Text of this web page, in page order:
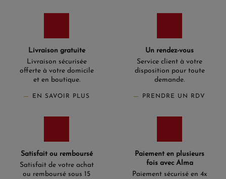
Livraison gratuite
Livraison sécurisée
offerte à votre domicile
et en boutique.
EN SAVOIR PLUS
Un rendez-vous
Service client à votre
disposition pour toute
demande.
PRENDRE UN RDV
Satisfait ou remboursé
Satisfait de votre achat
ou remboursé sous 15
Paiement en plusieurs
fois avec Alma
Paiement sécurisé en 4x